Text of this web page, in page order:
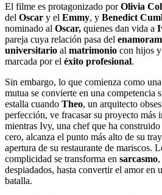
El filme es protagonizado porOlivia
del Oscar y el Emmy, y Benedict
nominado al Oscar, quienes dan vida a
pareja cuya relación pasa del
universitario al matrimonio con hijos
marcada por el éxito profesional.
Sin embargo, lo que comienza como
mutua se convierte en una competencia
estalla cuando Theo, un arquitecto
perfección, ve fracasar su proyecto más
mientras Ivy, una chef que ha construido
cero, alcanza el punto más alto de su
apertura de su restaurante de mariscos.
complicidad se transforma en sarcasmo
despiadados, hasta convertir el amor en
batalla.